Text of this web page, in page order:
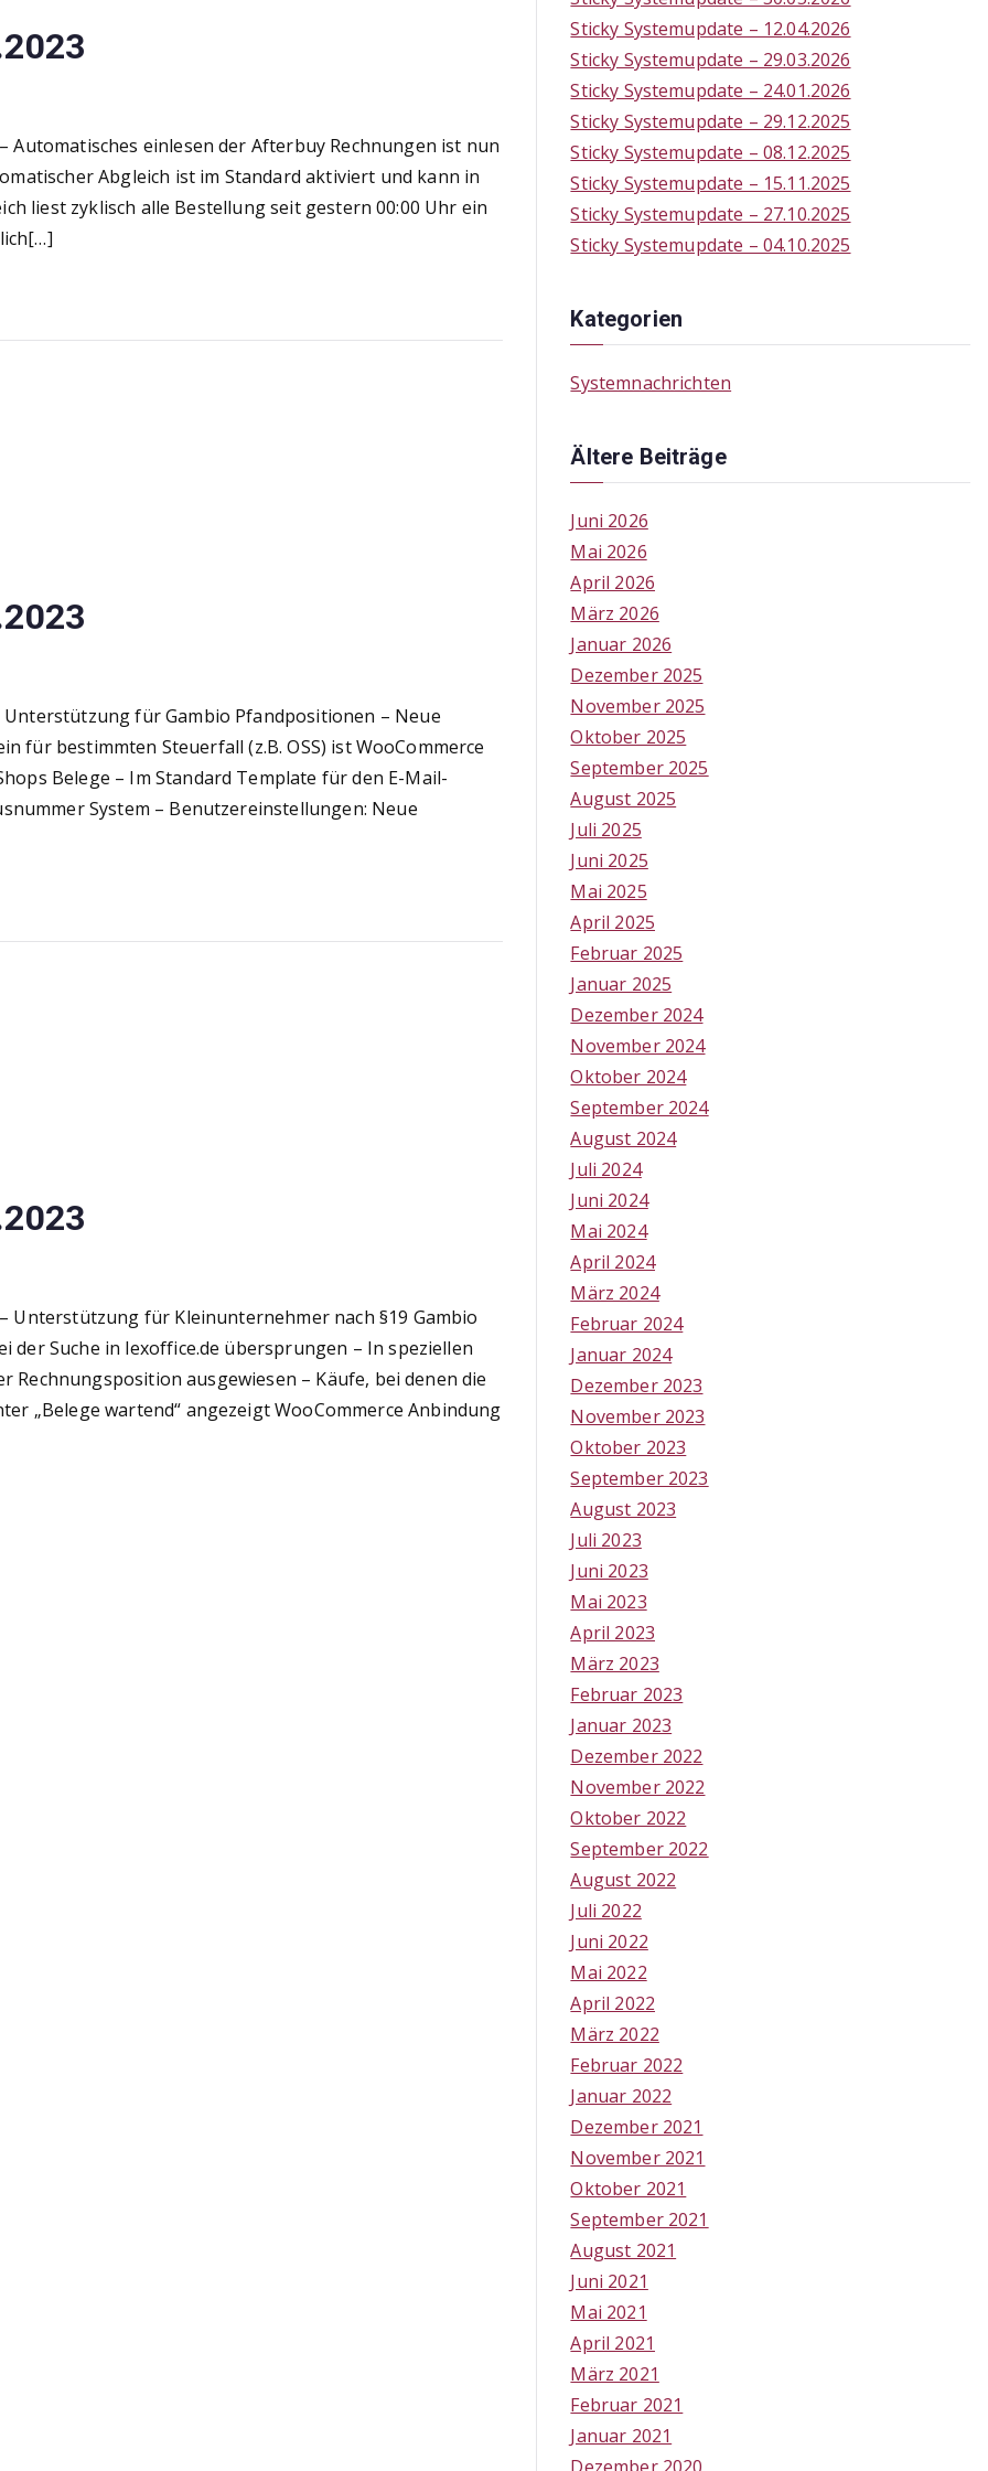
Automatisches einlesen der Afterbuy Rechnungen ist nun
Abgleich ist im Standard aktiviert und kann in
liest zyklisch alle Bestellung seit gestern 00:00 Uhr ein
Unterstützung für Gambio Pfandpositionen – Neue
für bestimmten Steuerfall (z.B. OSS) ist WooCommerce
Belege – Im Standard Template für den E-Mail-
System – Benutzereinstellungen: Neue
Unterstützung für Kleinunternehmer nach §19 Gambio
der Suche in lexoffice.de übersprungen – In speziellen
ausgewiesen – Käufe, bei denen die
„Belege wartend“ angezeigt WooCommerce Anbindung
Sticky Systemupdate – 12.04.2026
Sticky Systemupdate – 29.03.2026
Sticky Systemupdate – 24.01.2026
Sticky Systemupdate – 29.12.2025
Sticky Systemupdate – 08.12.2025
Sticky Systemupdate – 15.11.2025
Sticky Systemupdate – 27.10.2025
Sticky Systemupdate – 04.10.2025
Kategorien
Systemnachrichten
Ältere Beiträge
Juni 2026
Mai 2026
April 2026
März 2026
Januar 2026
Dezember 2025
November 2025
Oktober 2025
September 2025
August 2025
Juli 2025
Juni 2025
Mai 2025
April 2025
Februar 2025
Januar 2025
Dezember 2024
November 2024
Oktober 2024
September 2024
August 2024
Juli 2024
Juni 2024
Mai 2024
April 2024
März 2024
Februar 2024
Januar 2024
Dezember 2023
November 2023
Oktober 2023
September 2023
August 2023
Juli 2023
Juni 2023
Mai 2023
April 2023
März 2023
Februar 2023
Januar 2023
Dezember 2022
November 2022
Oktober 2022
September 2022
August 2022
Juli 2022
Juni 2022
Mai 2022
April 2022
März 2022
Februar 2022
Januar 2022
Dezember 2021
November 2021
Oktober 2021
September 2021
August 2021
Juni 2021
Mai 2021
April 2021
März 2021
Februar 2021
Januar 2021